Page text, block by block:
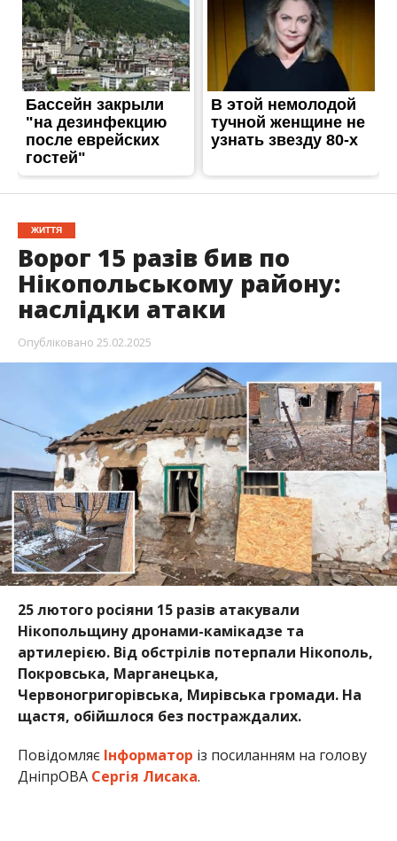
Ворог 15 разів бив по
Нікопольському району:
наслідки атаки
Опубліковано25.02.2025
25 лютого росіяни 15 разів атакували
Нікопольщину дронами-камікадзе та
артилерією. Від обстрілів потерпали Нікополь,
Покровська, Марганецька,
Червоногригорівська, Мирівська громади. На
щастя, обійшлося без постраждалих.
ПовідомляєІнформаторіз посиланням на голову
ДніпрОВАСергія Лисака.